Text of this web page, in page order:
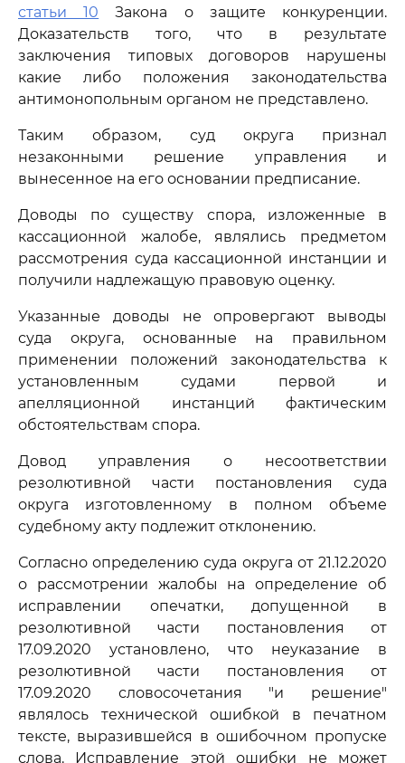
статьи 10 Закона о защите конкуренции.
Доказательств того, что в результате
заключения типовых договоров нарушены
какие либо положения законодательства
антимонопольным органом не представлено.
Таким образом, суд округа признал
незаконными решение управления и
вынесенное на его основании предписание.
Доводы по существу спора, изложенные в
кассационной жалобе, являлись предметом
рассмотрения суда кассационной инстанции и
получили надлежащую правовую оценку.
Указанные доводы не опровергают выводы
суда округа, основанные на правильном
применении положений законодательства к
установленным судами первой и
апелляционной инстанций фактическим
обстоятельствам спора.
Довод управления о несоответствии
резолютивной части постановления суда
округа изготовленному в полном объеме
судебному акту подлежит отклонению.
Согласно определению суда округа от 21.12.2020
о рассмотрении жалобы на определение об
исправлении опечатки, допущенной в
резолютивной части постановления от
17.09.2020 установлено, что неуказание в
резолютивной части постановления от
17.09.2020 словосочетания "и решение"
являлось технической ошибкой в печатном
тексте, выразившейся в ошибочном пропуске
слова. Исправление этой ошибки не может